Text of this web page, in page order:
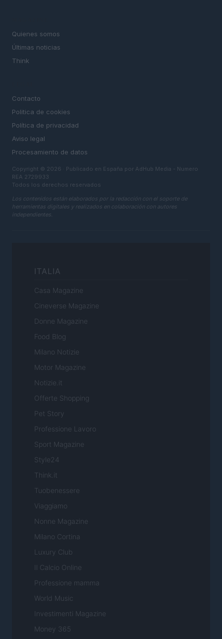
Quienes somos
Últimas noticias
Think
Contacto
Politica de cookies
Política de privacidad
Aviso legal
Procesamiento de datos
Copyright © 2026 · Publicado en España por AdHub Media - Numero
REA 2729933
Todos los derechos reservados
Los contenidos están elaborados por la redacción con el soporte de
herramientas digitales y realizados en colaboración con autores
independientes.
ITALIA
Casa Magazine
Cineverse Magazine
Donne Magazine
Food Blog
Milano Notizie
Motor Magazine
Notizie.it
Offerte Shopping
Pet Story
Professione Lavoro
Sport Magazine
Style24
Think.it
Tuobenessere
Viaggiamo
Nonne Magazine
Milano Cortina
Luxury Club
Il Calcio Online
Professione mamma
World Music
Investimenti Magazine
Money 365